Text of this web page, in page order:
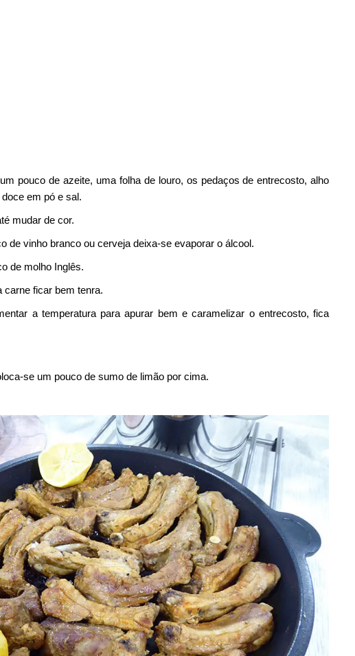
pouco de azeite, uma folha de louro, os pedaços de entrecosto, alho
em pó e sal.
mudar de cor.
de vinho branco ou cerveja deixa-se evaporar o álcool.
de molho Inglês.
carne ficar bem tenra.
a temperatura para apurar bem e caramelizar o entrecosto, fica
se um pouco de sumo de limão por cima.